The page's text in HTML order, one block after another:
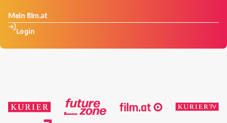
Mein film.at
Login